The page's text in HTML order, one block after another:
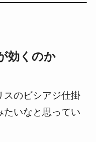
効くのか
スのビシアジ仕掛
たいなと思ってい